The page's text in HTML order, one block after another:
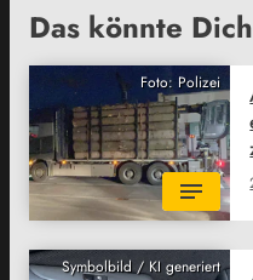
Das könnte
Foto: Polizei
Symbolbild / KI generiert